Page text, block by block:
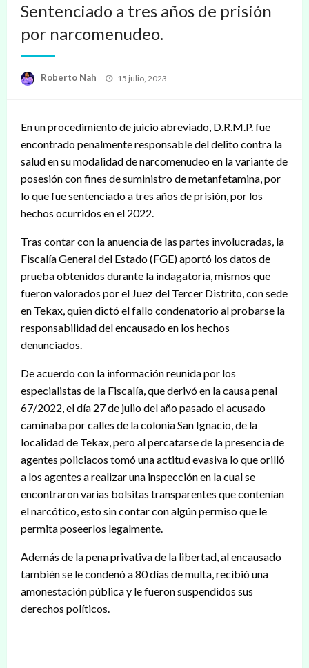
Sentenciado a tres años de prisión
por narcomenudeo.
Roberto Nah
Publicado
15 julio, 2023
En un procedimiento de juicio abreviado, D.R.M.P. fue
encontrado penalmente responsable del delito contra la
salud en su modalidad de narcomenudeo en la variante de
posesión con fines de suministro de metanfetamina, por
lo que fue sentenciado a tres años de prisión, por los
hechos ocurridos en el 2022.
Tras contar con la anuencia de las partes involucradas, la
Fiscalía General del Estado (FGE) aportó los datos de
prueba obtenidos durante la indagatoria, mismos que
fueron valorados por el Juez del Tercer Distrito, con sede
en Tekax, quien dictó el fallo condenatorio al probarse la
responsabilidad del encausado en los hechos
denunciados.
De acuerdo con la información reunida por los
especialistas de la Fiscalía, que derivó en la causa penal
67/2022, el día 27 de julio del año pasado el acusado
caminaba por calles de la colonia San Ignacio, de la
localidad de Tekax, pero al percatarse de la presencia de
agentes policiacos tomó una actitud evasiva lo que orilló
a los agentes a realizar una inspección en la cual se
encontraron varias bolsitas transparentes que contenían
el narcótico, esto sin contar con algún permiso que le
permita poseerlos legalmente.
Además de la pena privativa de la libertad, al encausado
también se le condenó a 80 días de multa, recibió una
amonestación pública y le fueron suspendidos sus
derechos políticos.